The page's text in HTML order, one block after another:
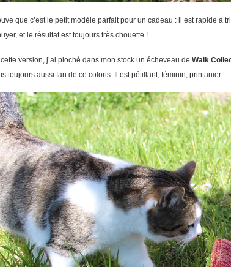
que c’est le petit modèle parfait pour un cadeau : il est rapide
et le résultat est toujours très chouette !
version, j’ai pioché dans mon stock un écheveau de Walk
toujours aussi fan de ce coloris. Il est pétillant, féminin, printanier…